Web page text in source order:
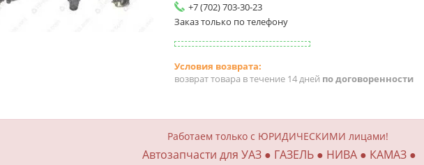
+7 (702) 703-30-23
Заказ только по телефону
возврат товара в течение 14 дней по договоренности
Работаем только с ЮРИДИЧЕСКИМИ лицами!
Автозапчасти для УАЗ ● ГАЗЕЛЬ ● НИВА ● КАМАЗ ●